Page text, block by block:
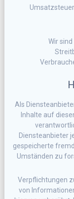
Wir
Als
Inhalte auf
Diensteanbieter
gespeicherte
Umständen zu
Verpflichtungen
von